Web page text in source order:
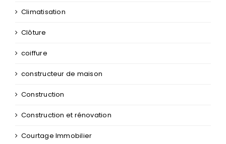
Climatisation
Clôture
coiffure
constructeur de maison
Construction
Construction et rénovation
Courtage Immobilier